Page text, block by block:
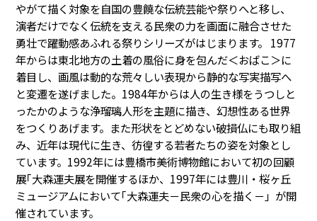
やがて描く対象を自国の豊饒な伝統芸能や祭りへと移し、
演者だけでなく伝統を支える民衆の力を画面に融合させた
勇壮で躍動感あふれる祭りシリーズがはじまります。 1977
年からは東北地方の土着の風俗に身を包んだ＜おばこ＞に
着目し、画風は動的な荒々しい表現から静的な写実描写へ
と変遷を遂げました。1984年からは人の生き様をうつしと
ったかのような浄瑠璃人形を主題に描き、幻想性ある世界
をつくりあげます。また形状をとどめない破損仏にも取り組
み、近年は現代に生き、彷徨する若者たちの姿を対象とし
ています。1992年には豊橋市美術博物館において初の回顧
展｢大森運夫展を開催するほか、1997年には豊川・桜ヶ丘
ミュージアムにおいて｢大森運夫－民衆の心を描く－」が開
催されています。